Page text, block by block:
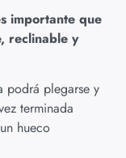
importante que
reclinable y
podrá plegarse y
terminada
hueco